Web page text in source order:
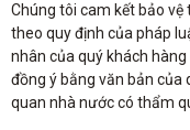
Chúng tôi cam kết bảo
theo quy định của pháp
nhân của quý khách
đồng ý bằng văn bản của
quan nhà nước có thẩm